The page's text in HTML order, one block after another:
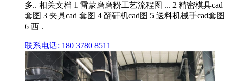
多.. 相关文档 1 雷蒙磨磨粉工艺流程图 ... 2 精密模具cad
套图 3 夹具cad 套图 4 翻矸机cad图 5 送料机械手cad套图
6 西 .
联系电话: 180 3780 8511